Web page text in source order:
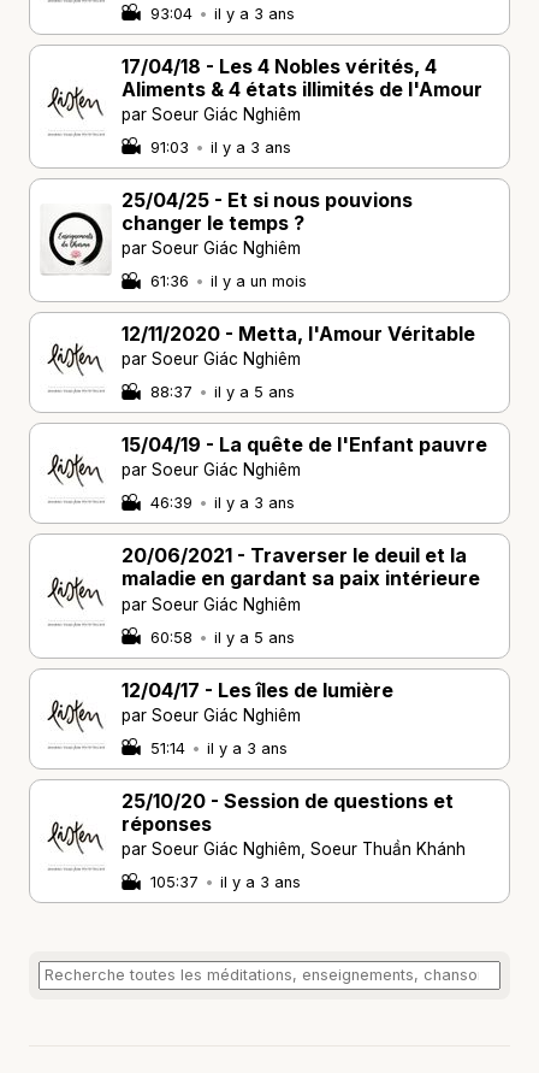
93:04 • il y a 3 ans
17/04/18 - Les 4 Nobles vérités, 4
Aliments & 4 états illimités de l'Amour
par Soeur Giác Nghiêm
91:03 • il y a 3 ans
25/04/25 - Et si nous pouvions
changer le temps ?
par Soeur Giác Nghiêm
61:36 • il y a un mois
12/11/2020 - Metta, l'Amour Véritable
par Soeur Giác Nghiêm
88:37 • il y a 5 ans
15/04/19 - La quête de l'Enfant pauvre
par Soeur Giác Nghiêm
46:39 • il y a 3 ans
20/06/2021 - Traverser le deuil et la
maladie en gardant sa paix intérieure
par Soeur Giác Nghiêm
60:58 • il y a 5 ans
12/04/17 - Les îles de lumière
par Soeur Giác Nghiêm
51:14 • il y a 3 ans
25/10/20 - Session de questions et
réponses
par Soeur Giác Nghiêm, Soeur Thuần Khánh
105:37 • il y a 3 ans